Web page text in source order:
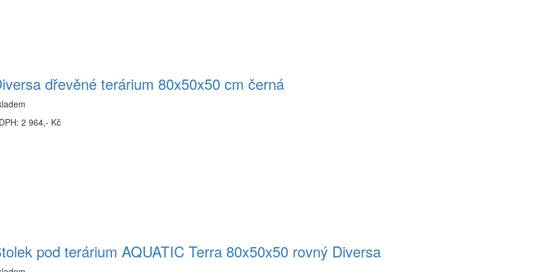
dřevěné terárium 80x50x50 cm černá
2 964,- Kč
pod terárium AQUATIC Terra 80x50x50 rovný Diversa